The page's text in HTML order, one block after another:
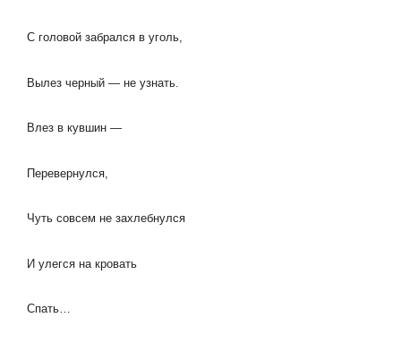
С головой забрался в уголь,
Вылез черный — не узнать.
Влез в кувшин —
Перевернулся,
Чуть совсем не захлебнулся
И улегся на кровать
Спать…